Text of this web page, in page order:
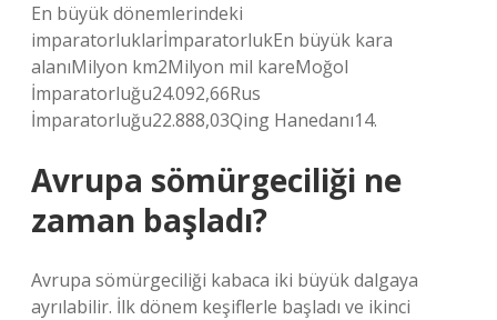
En büyük dönemlerindeki
imparatorluklarİmparatorlukEn büyük kara
alanıMilyon km2Milyon mil kareMoğol
İmparatorluğu24.092,66Rus
İmparatorluğu22.888,03Qing Hanedanı14.
Avrupa sömürgeciliği ne
zaman başladı?
Avrupa sömürgeciliği kabaca iki büyük dalgaya
ayrılabilir. İlk dönem keşiflerle başladı ve ikinci